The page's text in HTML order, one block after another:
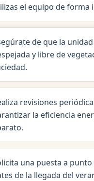
el equipo de forma
de que la
y libre de
revisiones
la eficiencia
una puesta a
de la llegada del